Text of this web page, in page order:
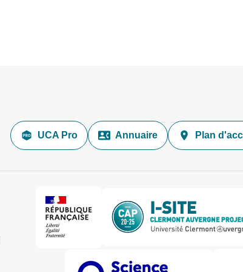
UCA Pro Annuaire Plan